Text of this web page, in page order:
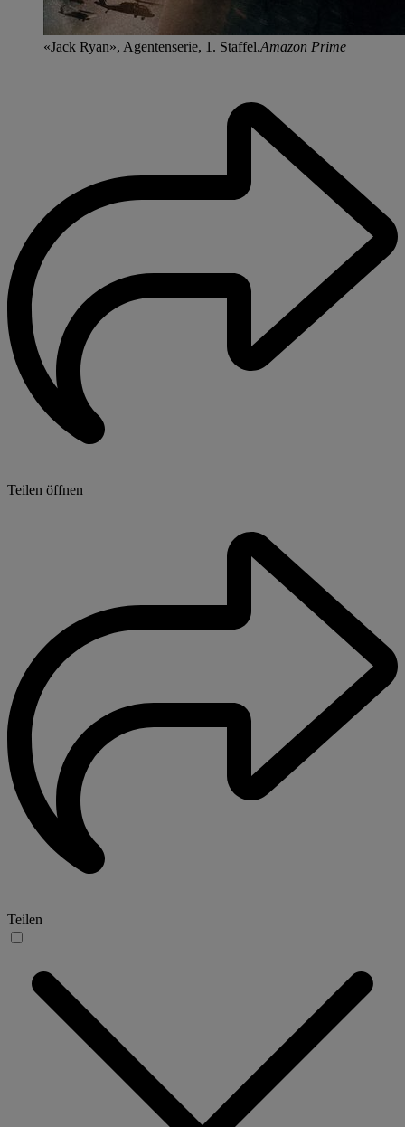
«Jack Ryan», Agentenserie, 1. Staffel.Amazon Prime
Teilen öffnen
Teilen